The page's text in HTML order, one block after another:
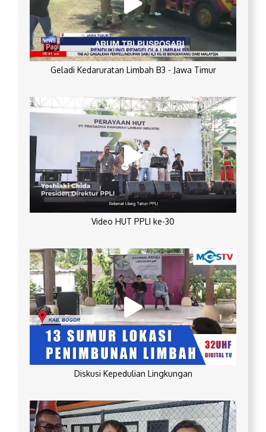
Geladi Kedaruratan Limbah B3 - Jawa Timur
Video HUT PPLI ke-30
Diskusi Kepedulian Lingkungan